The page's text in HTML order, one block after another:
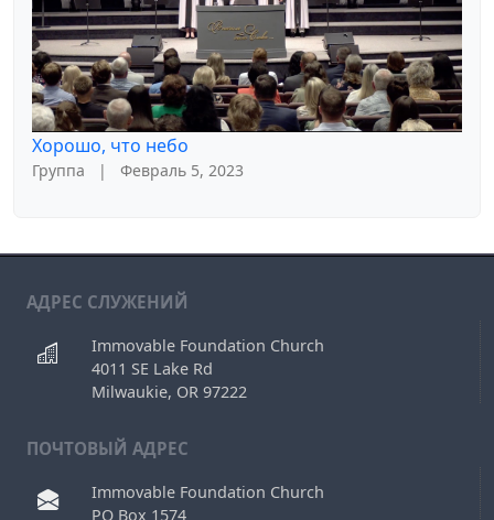
Хорошо, что небо
Группа | Февраль 5, 2023
АДРЕС СЛУЖЕНИЙ
Immovable Foundation Church
4011 SE Lake Rd
Milwaukie, OR 97222
ПОЧТОВЫЙ АДРЕС
Immovable Foundation Church
PO Box 1574